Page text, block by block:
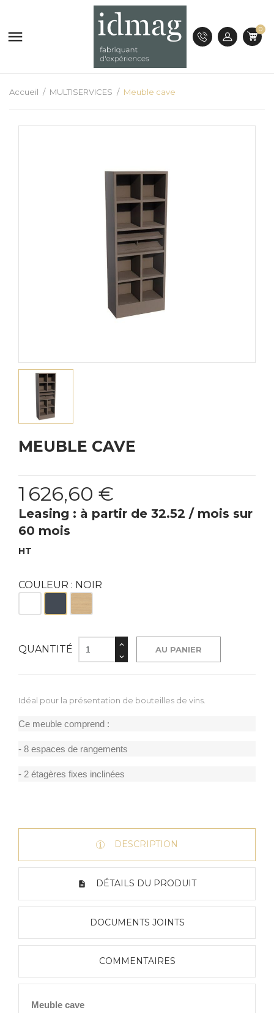
 0
Accueil MULTISERVICES Meuble cave
MEUBLE CAVE
1 626,60 €
Leasing : à partir de 32.52 / mois sur
60 mois
HT
COULEUR : NOIR
QUANTITÉ AU PANIER
Idéal pour la présentation de bouteilles de vins.
Ce meuble comprend :
- 8 espaces de rangements
- 2 étagères fixes inclinées
DESCRIPTION
DÉTAILS DU PRODUIT
DOCUMENTS JOINTS
COMMENTAIRES
Meuble cave